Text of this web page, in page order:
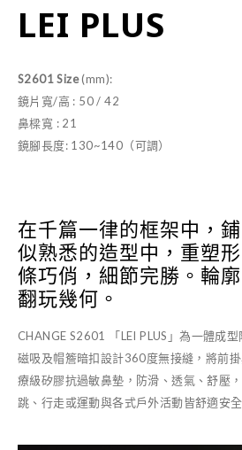
LEI PLUS
S2601 Size(mm):
鏡片寬/高 : 50 / 42
鼻樑寬 : 21
鏡腳長度: 130~140（可調）
在千篇一律的框架中，
似熟悉的造型中，重塑
條巧俏，細節完勝。輪
翻玩幾何。
CHANGE S2601 「LEI PLUS」為一體成
磁吸及帽簷暗扣設計360度無接縫，將前
療級矽膠抗過敏鼻墊，防滑、透氣、舒壓
跳、行走或運動與各式戶外活動皆舒適安